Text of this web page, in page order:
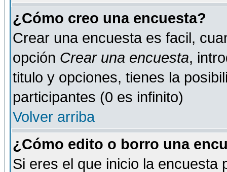
¿Cómo creo una encuesta?
Crear una encuesta es facil,
opción Crear una encuesta,
titulo y opciones, tienes la
participantes (0 es infinito)
Volver arriba
¿Cómo edito o borro una
Si eres el que inicio la encuesta